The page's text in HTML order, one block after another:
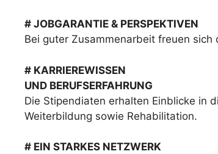
# JOBGARANTIE & PERSPEKTIVEN
Bei guter Zusammenarbeit freuen
# KARRIEREWISSEN
UND BERUFSERFAHRUNG
Die Stipendiaten erhalten Einblicke in
Weiterbildung sowie Rehabilitation.
# EIN STARKES NETZWERK